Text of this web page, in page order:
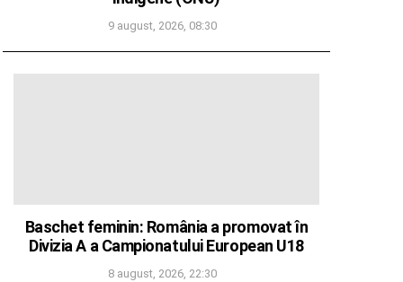
9 august, 2026, 08:30
Baschet feminin: România a promovat în
Divizia A a Campionatului European U18
8 august, 2026, 22:30